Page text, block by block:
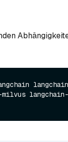
langchain-